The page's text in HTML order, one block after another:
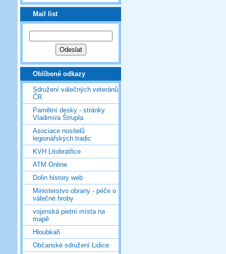
Mail list
Oblíbené odkazy
Sdružení válečných veteránů
ČR
Pamětní desky - stránky
Vladimíra Štrupla
Asociace nositelů
legionářských tradic
KVH Litobratřice
ATM Online
Dolin history web
Ministerstvo obrany - péče o
válečné hroby
vojenská pietní místa na
mapě
Hloubkaři
Občanské sdružení Lidice